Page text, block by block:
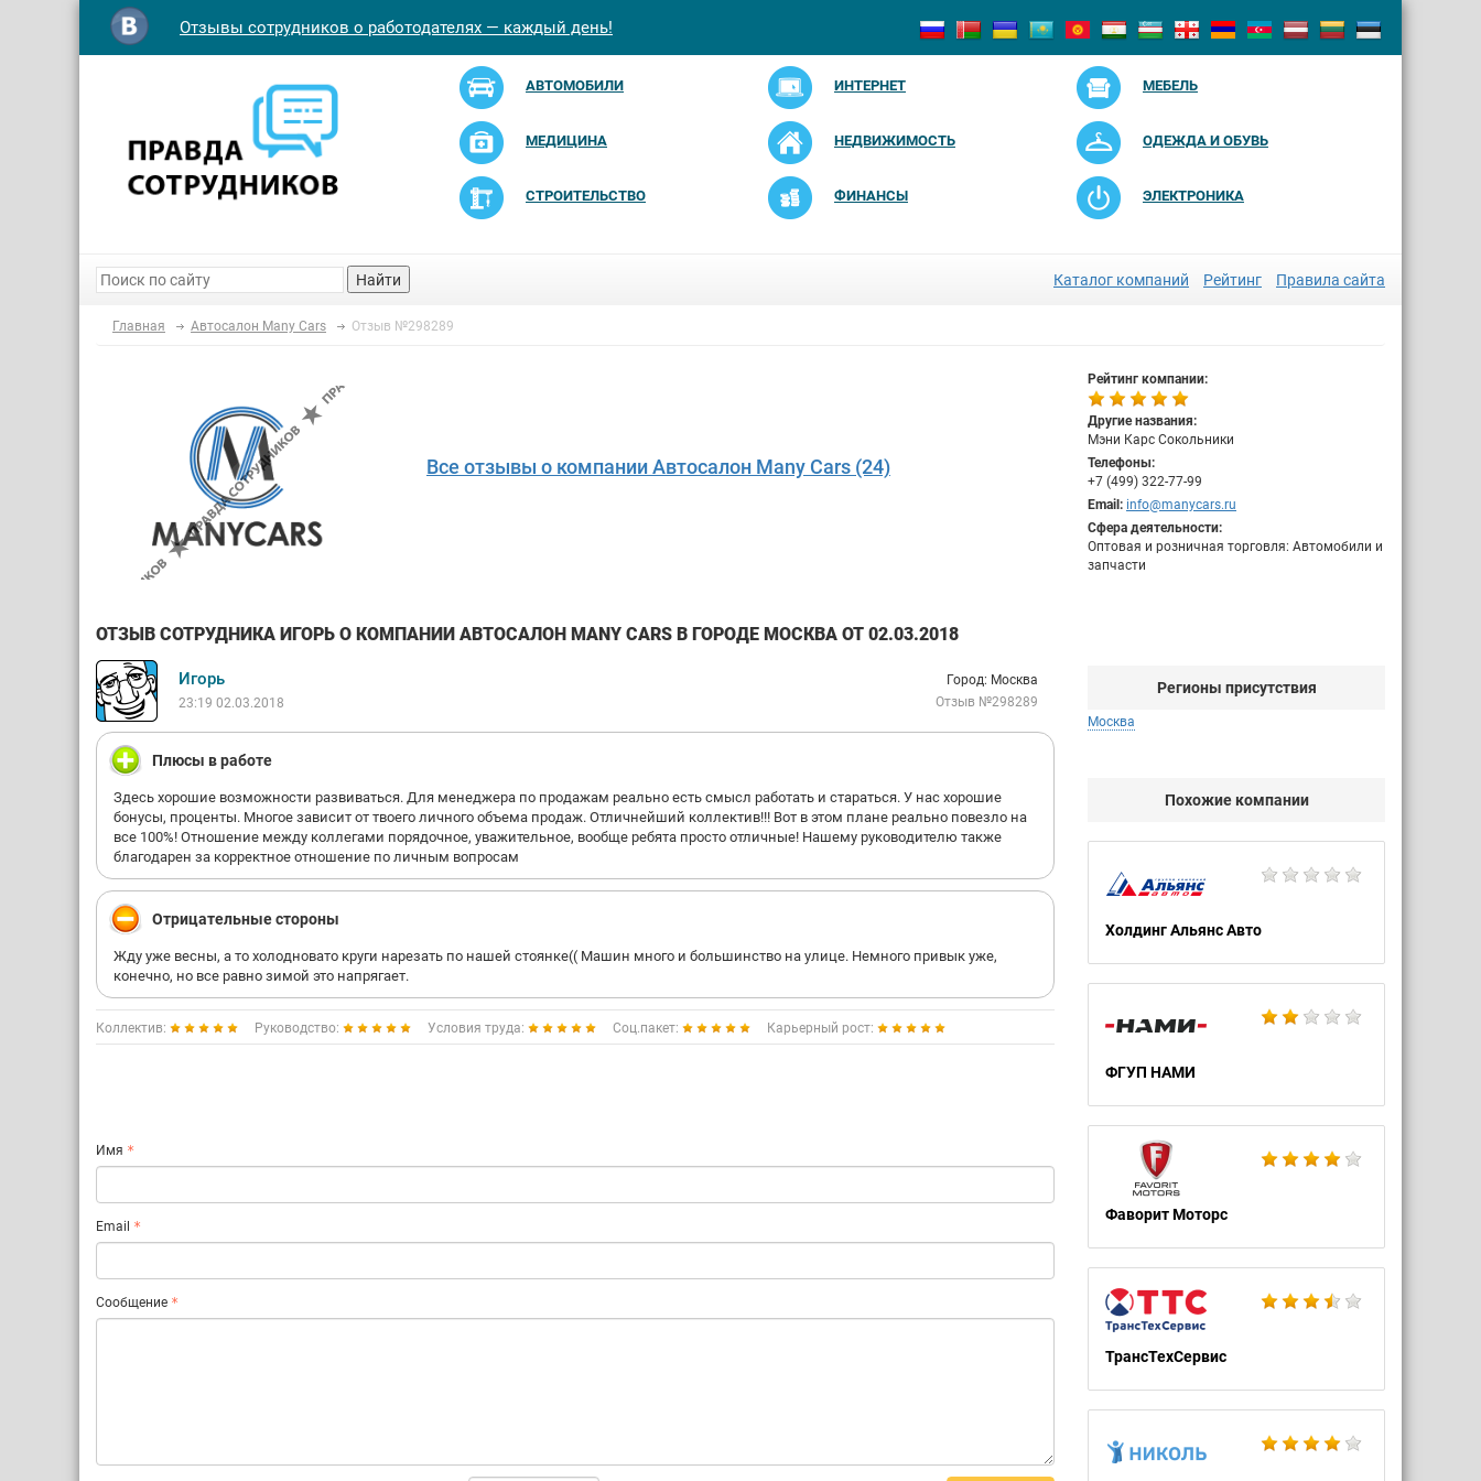
Отзывы сотрудников о работодателях — каждый день!
АВТОМОБИЛИ ИНТЕРНЕТ МЕБЕЛЬ
МЕДИЦИНА НЕДВИЖИМОСТЬ ОДЕЖДА И ОБУВЬ
СТРОИТЕЛЬСТВО ФИНАНСЫ ЭЛЕКТРОНИКА
Найти Каталог компаний Рейтинг Правила сайта
Главная Автосалон Many Cars Отзыв №298289
Все отзывы о компании Автосалон Many Cars (24)
Рейтинг компании:
Другие названия:
Мэни Карс Сокольники
Телефоны:
+7 (499) 322-77-99
Email: info@manycars.ru
Сфера деятельности:
Оптовая и розничная торговля: Автомобили и
запчасти
ОТЗЫВ СОТРУДНИКА ИГОРЬ О КОМПАНИИ АВТОСАЛОН MANY CARS В ГОРОДЕ МОСКВА ОТ 02.03.2018
Игорь
23:19 02.03.2018
Город: Москва
Отзыв №298289
Плюсы в работе
Здесь хорошие возможности развиваться. Для менеджера по продажам реально есть смысл работать и стараться. У нас хорошие
бонусы, проценты. Многое зависит от твоего личного объема продаж. Отличнейший коллектив!!! Вот в этом плане реально повезло на
все 100%! Отношение между коллегами порядочное, уважительное, вообще ребята просто отличные! Нашему руководителю также
благодарен за корректное отношение по личным вопросам
Отрицательные стороны
Жду уже весны, а то холодновато круги нарезать по нашей стоянке(( Машин много и большинство на улице. Немного привык уже,
конечно, но все равно зимой это напрягает.
Коллектив: Руководство: Условия труда: Соц.пакет: Карьерный рост:
Имя
Email
Сообщение
Регионы присутствия
Москва
Похожие компании
Холдинг Альянс Авто
ФГУП НАМИ
Фаворит Моторс
ТрансТехСервис